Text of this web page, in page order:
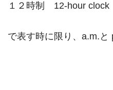
１２時制 12-hour clock
で表す時に限り、a.m.と